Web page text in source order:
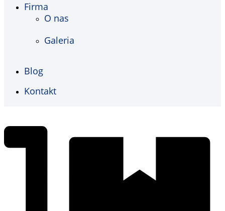
Firma
O nas
Galeria
Blog
Kontakt